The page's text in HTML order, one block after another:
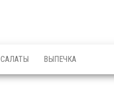
САЛАТЫ ВЫПЕЧКА